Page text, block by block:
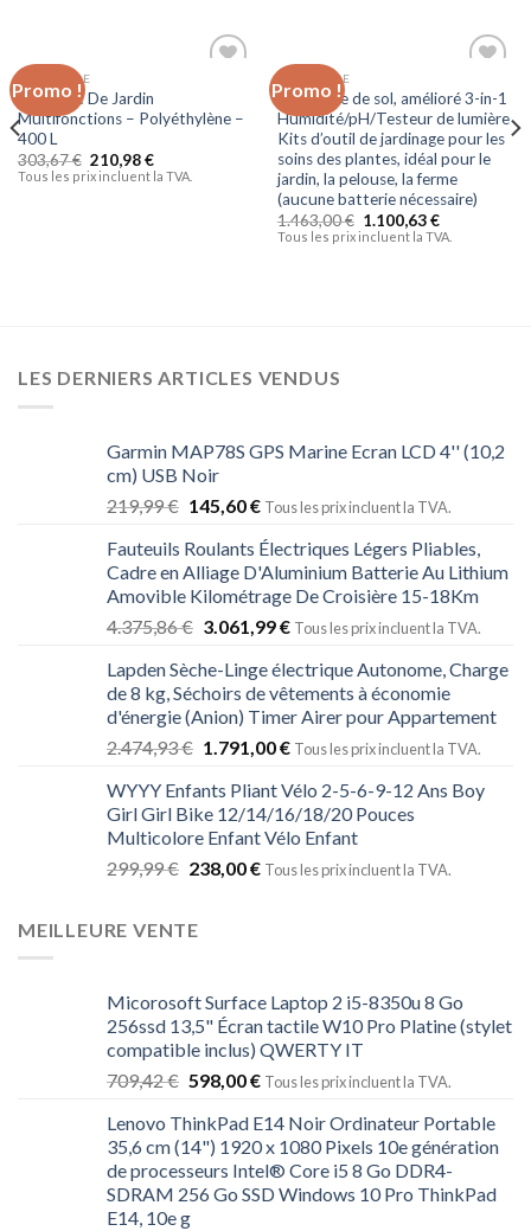
Promo !
d’envies
JARDINAGE
Perel Sac De Jardin
Multifonctions – Polyéthylène –
400 L
303,67€ 210,98€
Tous les prix incluent la TVA.
Promo !
à la liste
d’envies
JARDINAGE
PH-mètre de sol, amélioré 3-in-1
Humidité/pH/Testeur de lumière
Kits d’outil de jardinage pour les
soins des plantes, idéal pour le
jardin, la pelouse, la ferme
(aucune batterie nécessaire)
1.463,00€ 1.100,63€
Tous les prix incluent la TVA.
LES DERNIERS ARTICLES VENDUS
Garmin MAP78S GPS Marine Ecran LCD 4'' (10,2
cm) USB Noir
219,99€ 145,60€ Tous les prix incluent la TVA.
Fauteuils Roulants Électriques Légers Pliables,
Cadre en Alliage D'Aluminium Batterie Au Lithium
Amovible Kilométrage De Croisière 15-18Km
4.375,86€ 3.061,99€ Tous les prix incluent la TVA.
Lapden Sèche-Linge électrique Autonome, Charge
de 8 kg, Séchoirs de vêtements à économie
d'énergie (Anion) Timer Airer pour Appartement
2.474,93€ 1.791,00€ Tous les prix incluent la TVA.
WYYY Enfants Pliant Vélo 2-5-6-9-12 Ans Boy
Girl Girl Bike 12/14/16/18/20 Pouces
Multicolore Enfant Vélo Enfant
299,99€ 238,00€ Tous les prix incluent la TVA.
MEILLEURE VENTE
Micorosoft Surface Laptop 2 i5-8350u 8 Go
256ssd 13,5" Écran tactile W10 Pro Platine (stylet
compatible inclus) QWERTY IT
709,42€ 598,00€ Tous les prix incluent la TVA.
Lenovo ThinkPad E14 Noir Ordinateur Portable
35,6 cm (14") 1920 x 1080 Pixels 10e génération
de processeurs Intel® Core i5 8 Go DDR4-
SDRAM 256 Go SSD Windows 10 Pro ThinkPad
E14, 10e g